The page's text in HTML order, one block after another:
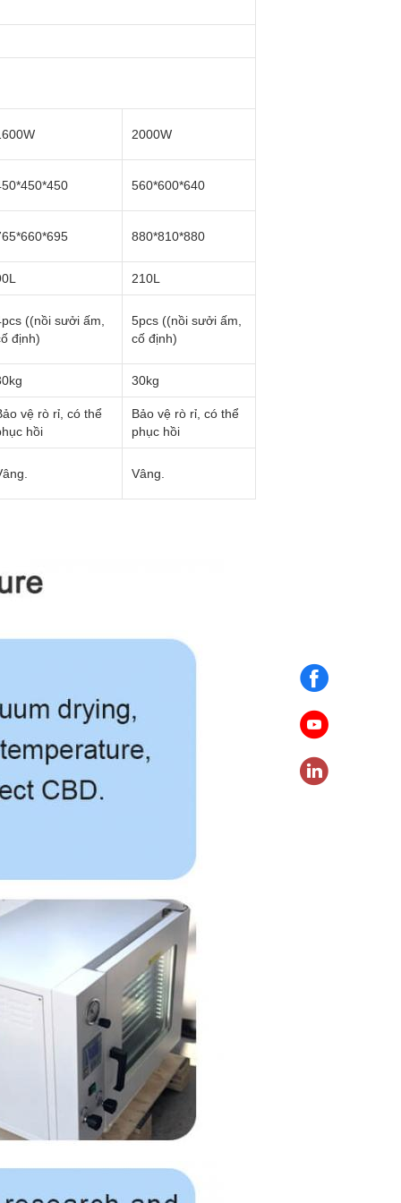
2000W
560*600*640
880*810*880
210L
((nồi sưởi ấm,
định)
5pcs ((nồi sưởi ấm,
cố định)
30kg
vệ rò rỉ, có thể
hồi
Bảo vệ rò rỉ, có thể
phục hồi
Vâng.